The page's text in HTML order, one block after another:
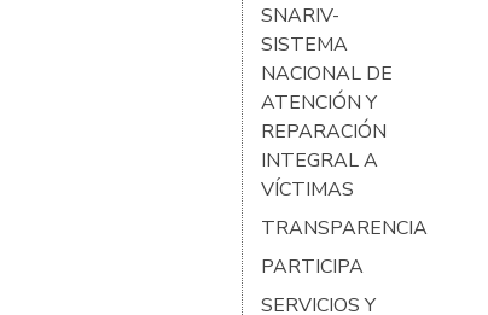
SNARIV-
SISTEMA
NACIONAL DE
ATENCIÓN Y
REPARACIÓN
INTEGRAL A
VÍCTIMAS
TRANSPARENCIA
PARTICIPA
SERVICIOS Y